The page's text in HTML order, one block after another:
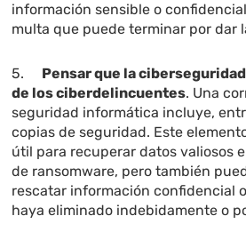
información sensible o
multa que puede terminar por dar
5. Pensar que la
de los ciberdelincuentes. Una
seguridad informática incluye,
copias de seguridad. Este
útil para recuperar datos valiosos
de ransomware, pero también
rescatar información confidencial
haya eliminado indebidamente o